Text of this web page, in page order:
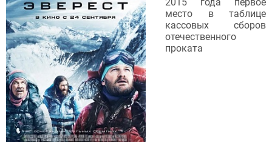
место в таблице
кассовых сборов
отечественного
проката